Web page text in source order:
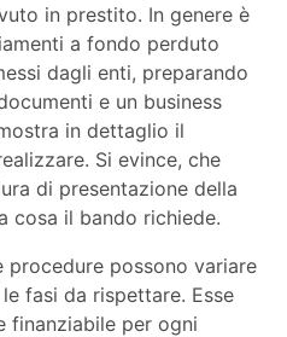
in prestito. In genere è
a fondo perduto
dagli enti, preparando
e un business
in dettaglio il
Si evince, che
di presentazione della
cosa il bando richiede.
procedure possono variare
fasi da rispettare. Esse
finanziabile per ogni